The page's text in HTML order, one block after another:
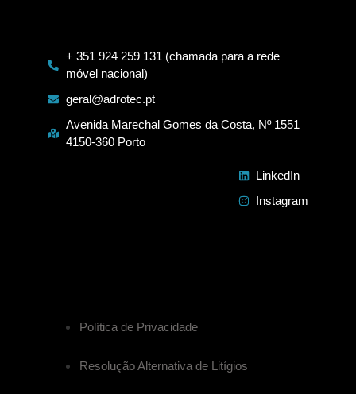
+ 351 924 259 131 (chamada para a rede
móvel nacional)
geral@adrotec.pt
Avenida Marechal Gomes da Costa, Nº 1551
4150-360 Porto
LinkedIn
Instagram
Política de Privacidade
Resolução Alternativa de Litígios